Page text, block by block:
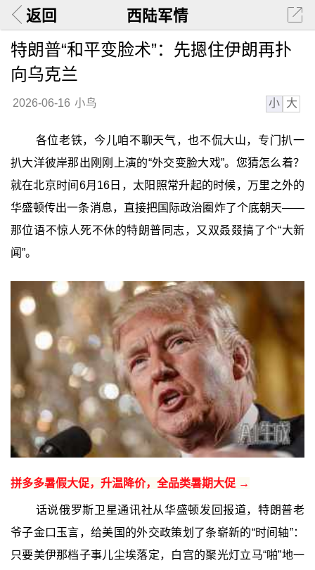
返回 西陆军情
特朗普“和平变脸术”：先摁住伊朗再扑
向乌克兰
2026-06-16 小鸟 小 大
各位老铁，今儿咱不聊天气，也不侃大山，专门扒一
扒大洋彼岸那出刚刚上演的“外交变脸大戏”。您猜怎么着？
就在北京时间6月16日，太阳照常升起的时候，万里之外的
华盛顿传出一条消息，直接把国际政治圈炸了个底朝天——
那位语不惊人死不休的特朗普同志，又双叒叕搞了个“大新
闻”。
拼多多暑假大促，升温降价，全品类暑期大促 →
话说俄罗斯卫星通讯社从华盛顿发回报道，特朗普老
爷子金口玉言，给美国的外交政策划了条崭新的“时间轴”：
只要美伊那档子事儿尘埃落定，白宫的聚光灯立马“啪”地一